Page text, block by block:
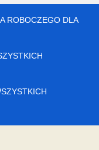
ROBOCZEGO DLA